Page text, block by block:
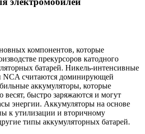
компонентов, которые
прекурсоров катодного
батарей. Никель-интенсивные
NCA считаются доминирующей
аккумуляторы, которые
весят, быстро заряжаются и могут
энергии. Аккумуляторы на основе
к утилизации и вторичному
типы аккумуляторных батарей.